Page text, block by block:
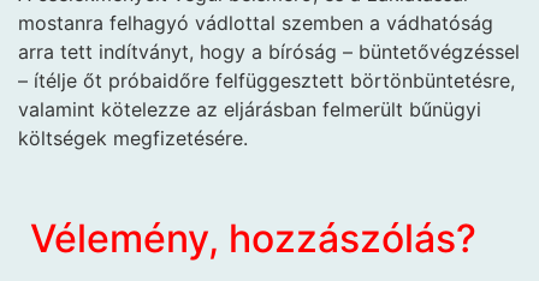
mostanra felhagyó vádlottal szemben a vádhatóság
arra tett indítványt, hogy a bíróság – büntetővégzéssel
– ítélje őt próbaidőre felfüggesztett börtönbüntetésre,
valamint kötelezze az eljárásban felmerült bűnügyi
költségek megfizetésére.
Vélemény, hozzászólás?